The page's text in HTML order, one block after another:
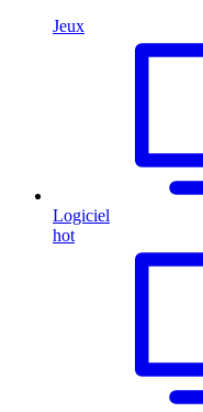
Jeux
Logiciel
hot